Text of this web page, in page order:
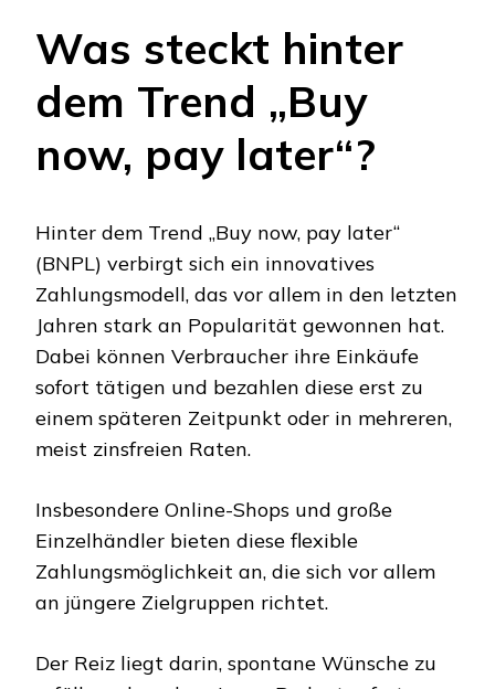
Was steckt hinter
dem Trend „Buy
now, pay later“?
Hinter dem Trend „Buy now, pay later“
(BNPL) verbirgt sich ein innovatives
Zahlungsmodell, das vor allem in den letzten
Jahren stark an Popularität gewonnen hat.
Dabei können Verbraucher ihre Einkäufe
sofort tätigen und bezahlen diese erst zu
einem späteren Zeitpunkt oder in mehreren,
meist zinsfreien Raten.
Insbesondere Online-Shops und große
Einzelhändler bieten diese flexible
Zahlungsmöglichkeit an, die sich vor allem
an jüngere Zielgruppen richtet.
Der Reiz liegt darin, spontane Wünsche zu